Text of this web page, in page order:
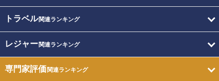
トラベル関連ランキング
レジャー関連ランキング
専門家評価関連ランキング